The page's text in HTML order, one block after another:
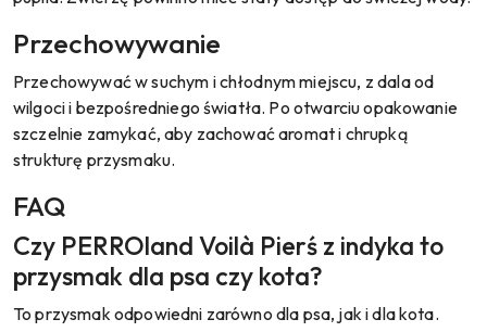
Przechowywanie
Przechowywać w suchym i chłodnym miejscu, z dala od
wilgoci i bezpośredniego światła. Po otwarciu opakowanie
szczelnie zamykać, aby zachować aromat i chrupką
strukturę przysmaku.
FAQ
Czy PERROland Voilà Pierś z indyka to
przysmak dla psa czy kota?
To przysmak odpowiedni zarówno dla psa, jak i dla kota.